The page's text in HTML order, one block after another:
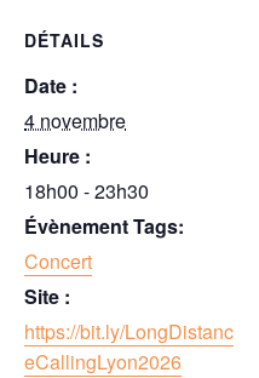
DÉTAILS
Date :
4 novembre
Heure :
18h00 - 23h30
Évènement Tags:
Concert
Site :
https://bit.ly/LongDistanc
eCallingLyon2026